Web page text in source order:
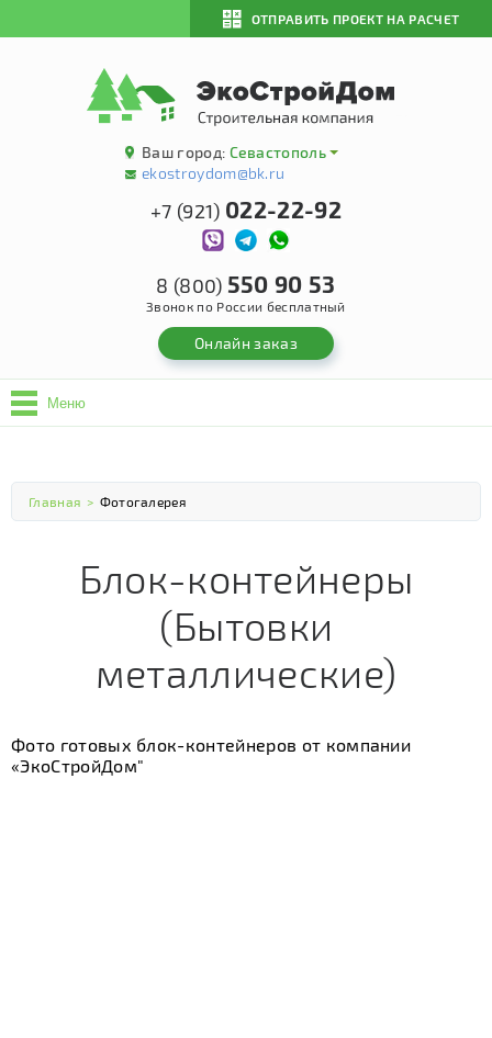
ОТПРАВИТЬ ПРОЕКТ НА РАСЧЕТ
Ваш город: Севастополь
ekostroydom@bk.ru
+7 (921) 022-22-92
8 (800) 550 90 53
Звонок по России бесплатный
Онлайн заказ
Меню
Главная > Фотогалерея
Блок-контейнеры
(Бытовки
металлические)
Фото готовых блок-контейнеров от компании
«ЭкоСтройДом"